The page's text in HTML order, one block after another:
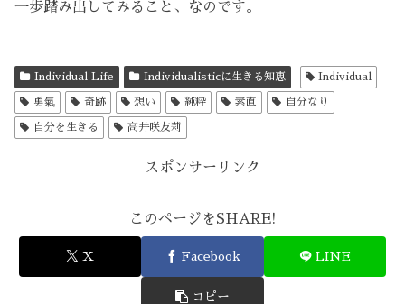
一歩踏み出してみること、なのです。
Individual Life Individualisticに生きる知恵 Individual
勇氣 奇跡 想い 純粋 素直 自分なり
自分を生きる 高井咲友莉
スポンサーリンク
このページをSHARE!
X Facebook LINE
コピー